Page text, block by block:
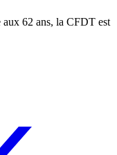
aux 62 ans, la CFDT est